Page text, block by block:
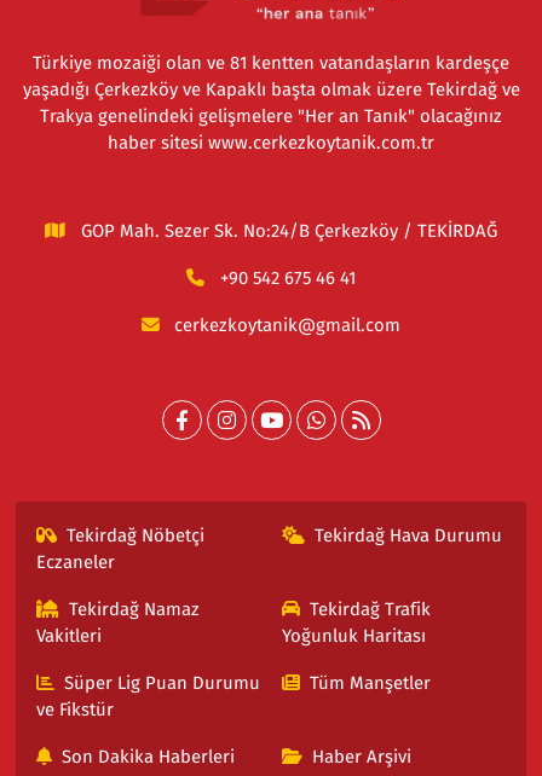
Türkiye mozaiği olan ve 81 kentten vatandaşların kardeşçe
yaşadığı Çerkezköy ve Kapaklı başta olmak üzere Tekirdağ ve
Trakya genelindeki gelişmelere "Her an Tanık" olacağınız
haber sitesi www.cerkezkoytanik.com.tr
GOP Mah. Sezer Sk. No:24/B Çerkezköy / TEKİRDAĞ
+90 542 675 46 41
cerkezkoytanik@gmail.com
Tekirdağ Nöbetçi
Eczaneler
Tekirdağ Hava Durumu
Tekirdağ Namaz
Vakitleri
Tekirdağ Trafik
Yoğunluk Haritası
Süper Lig Puan Durumu
ve Fikstür
Tüm Manşetler
Son Dakika Haberleri Haber Arşivi